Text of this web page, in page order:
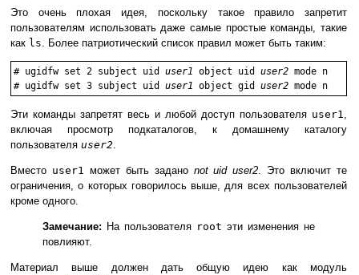
Это очень плохая идея, поскольку такое правило запретит
пользователям использовать даже самые простые команды, такие
как ls. Более патриотический список правил может быть таким:
# ugidfw set 2 subject uid user1 object uid user2 mode n
# ugidfw set 3 subject uid user1 object gid user2 mode n
Эти команды запретят весь и любой доступ пользователя user1,
включая просмотр подкаталогов, к домашнему каталогу
пользователя user2.
Вместо user1 может быть задано not uiduser2. Это включит те
ограничения, о которых говорилось выше, для всех пользователей
кроме одного.
Замечание: На пользователя root эти изменения не
повлияют.
Материал выше должен дать общую идею как модуль